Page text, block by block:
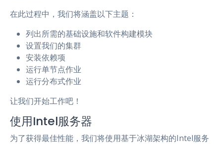
在此过程中，我们将涵盖以下主题：
列出所需的基础设施和软件构建模块
设置我们的集群
安装依赖项
运行单节点作业
运行分布式作业
让我们开始工作吧！
使用Intel服务器
为了获得最佳性能，我们将使用基于冰湖架构的Intel服务